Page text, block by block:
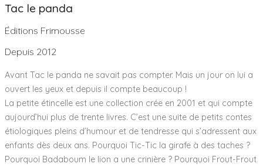
Tac le panda
Éditions Frimousse
Depuis 2012
Avant Tac le panda ne savait pas compter. Mais un jour on lui a
ouvert les yeux et depuis il compte beaucoup !
La petite étincelle est une collection crée en 2001 et qui compte
aujourd’hui plus de trente livres. C’est une suite de petits contes
étiologiques pleins d’humour et de tendresse qui s’adressent aux
enfants dès deux ans. Pourquoi Tic-Tic la girafe à des taches ?
Pourquoi Badaboum le lion a une crinière ? Pourquoi Frout-Frout